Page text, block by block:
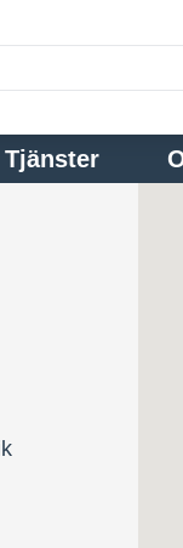
Tjänster